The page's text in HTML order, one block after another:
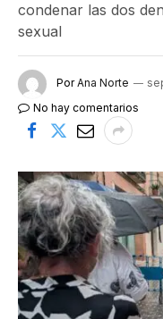
condenar las dos
sexual
Por Ana Norte
No hay comentarios